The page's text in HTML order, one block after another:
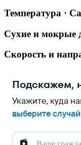
Температура ·
Сухие и мокрые
Скорость и
Подскажем,
Укажите, куда
выберите